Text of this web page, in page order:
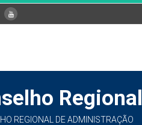
REGIONAL DE ADMINISTRAÇÃO